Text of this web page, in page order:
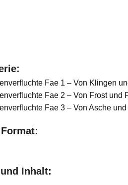
Fae 1 – Von Klingen
Fae 2 – Von Frost und
Fae 3 – Von Asche
Inhalt: